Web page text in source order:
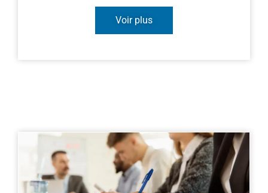
Voir plus